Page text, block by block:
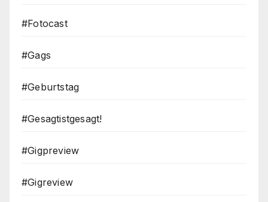
#Fotocast
#Gags
#Geburtstag
#Gesagtistgesagt!
#Gigpreview
#Gigreview